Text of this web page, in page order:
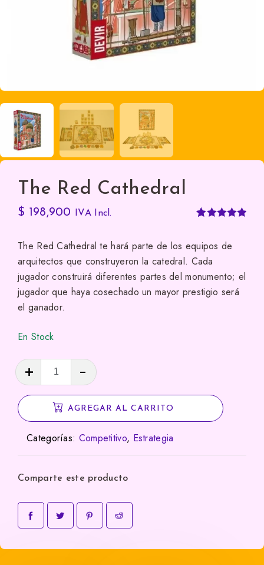
The Red Cathedral
con
5.00
5 en base a
$ 198,900 IVA Incl.
The Red Cathedral te hará parte de los equipos de
arquitectos que construyeron la catedral. Cada
jugador construirá diferentes partes del monumento; el
jugador que haya cosechado un mayor prestigio será
el ganador.
En Stock
Cathedral
cantidad
AGREGAR AL CARRITO
Categorías: Competitivo, Estrategia
Comparte este producto